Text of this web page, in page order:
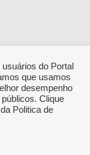
do Portal
que usamos
desempenho
Clique
Politica de